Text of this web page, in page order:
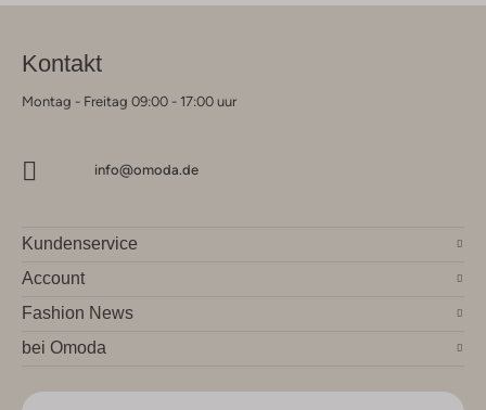
Kontakt
Montag - Freitag 09:00 - 17:00 uur
info@omoda.de
Kundenservice
Account
Fashion News
bei Omoda